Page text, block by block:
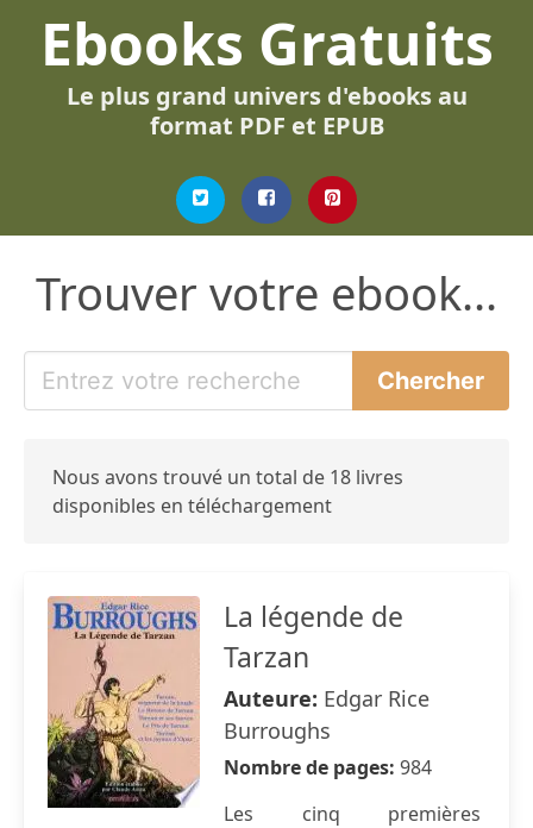
Ebooks Gratuits
Le plus grand univers d'ebooks au
format PDF et EPUB
Trouver votre ebook...
Nous avons trouvé un total de 18 livres
disponibles en téléchargement
La légende de
Tarzan
Auteure: Edgar Rice
Burroughs
Nombre de pages: 984
Les cinq premières